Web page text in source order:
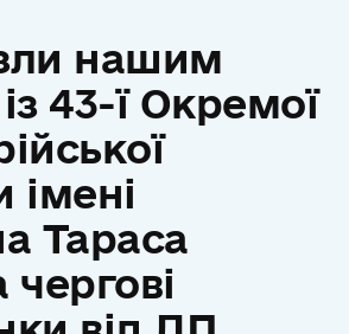
нашим
43-ї Окремої
імені
Тараса